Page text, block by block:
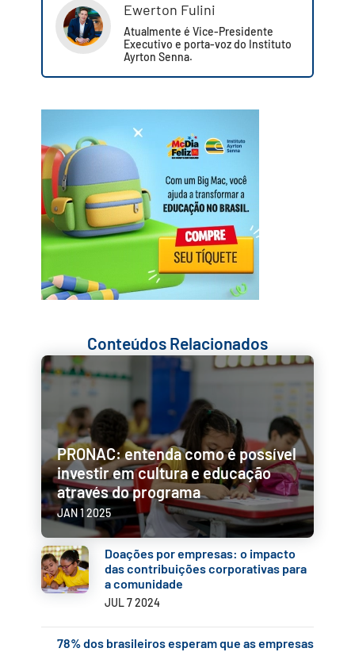
Ewerton Fulini
Atualmente é Vice-Presidente
Executivo e porta-voz do Instituto
Ayrton Senna.
Conteúdos Relacionados
PRONAC: entenda como é possível
investir em cultura e educação
através do programa
JAN 1 2025
Doações por empresas: o impacto
das contribuições corporativas para
a comunidade
JUL 7 2024
78% dos brasileiros esperam que as empresas